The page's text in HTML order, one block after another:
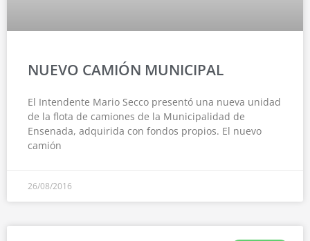
NUEVO CAMIÓN MUNICIPAL
El Intendente Mario Secco presentó una nueva unidad
de la flota de camiones de la Municipalidad de
Ensenada, adquirida con fondos propios. El nuevo
camión
26/08/2016